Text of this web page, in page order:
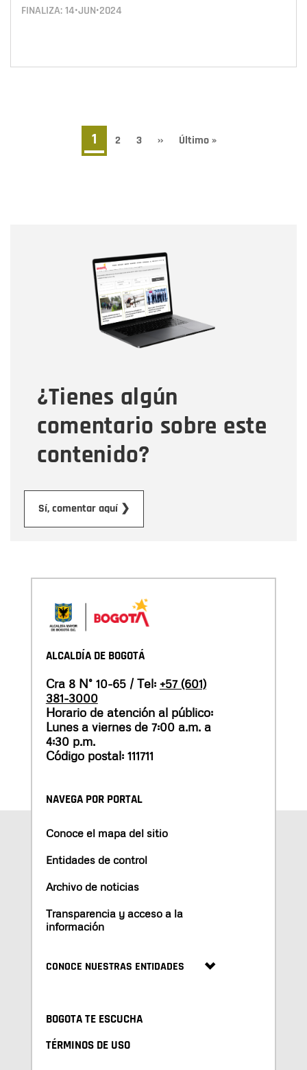
FINALIZA:14•JUN•2024
Página
actual
1 Page
2 Page
3
Siguiente
››
Última
Último »
¿Tienes algún
comentario sobre este
contenido?
Sí, comentar aquí ❯
Correo electrónico
Tipo de comentario
Mensaje
ALCALDÍA DE BOGOTÁ
Cra 8 N° 10-65 / Tel: +57 (601)
381-3000
Horario de atención al público:
Lunes a viernes de 7:00 a.m. a
4:30 p.m.
Código postal: 111711
NAVEGA POR PORTAL
Conoce el mapa del sitio
Entidades de control
Archivo de noticias
Transparencia y acceso a la
información
CONOCE NUESTRAS ENTIDADES
BOGOTA TE ESCUCHA
TÉRMINOS DE USO